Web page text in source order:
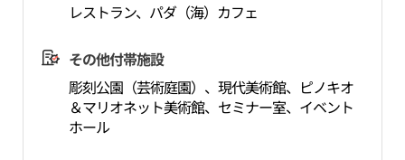
レストラン、パダ（海）カフェ
その他付帯施設
彫刻公園（芸術庭園）、現代美術館、ピノキオ
＆マリオネット美術館、セミナー室、イベント
ホール